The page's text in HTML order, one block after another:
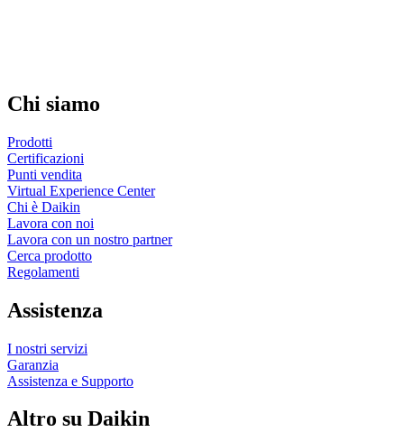
Chi siamo
Prodotti
Certificazioni
Punti vendita
Virtual Experience Center
Chi è Daikin
Lavora con noi
Lavora con un nostro partner
Cerca prodotto
Regolamenti
Assistenza
I nostri servizi
Garanzia
Assistenza e Supporto
Altro su Daikin